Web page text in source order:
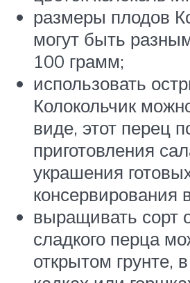
размеры плодов
могут быть
100 грамм;
использовать
Колокольчик
виде, этот перец
приготовления
украшения
консервирования
выращивать сорт
сладкого перца
открытом грунте,